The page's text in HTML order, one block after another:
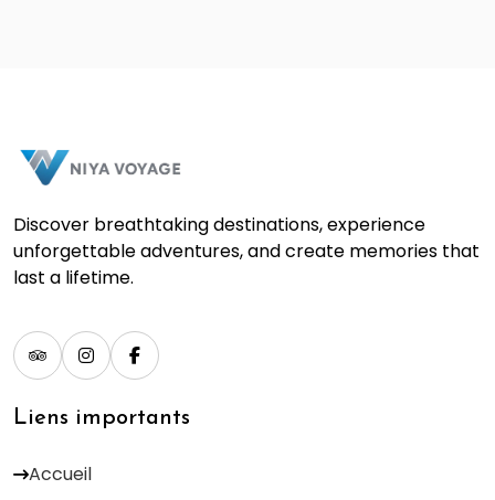
Discover breathtaking destinations, experience
unforgettable adventures, and create memories that
last a lifetime.
Liens importants
Accueil